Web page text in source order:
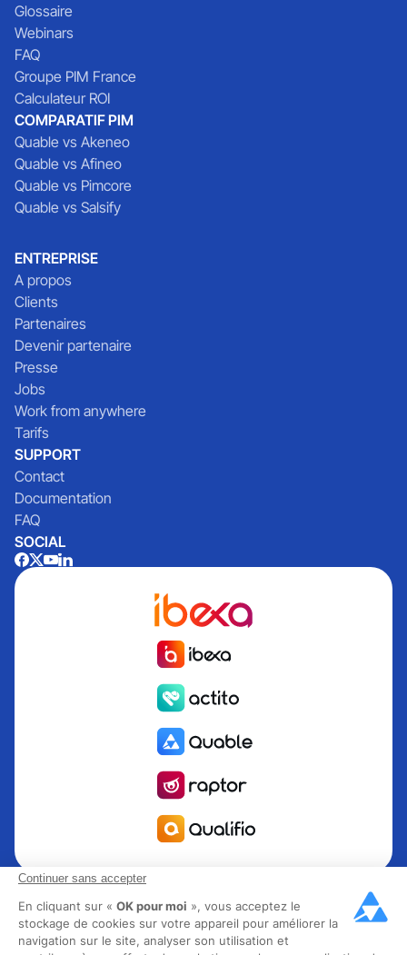
Continuer sans accepter
En cliquant sur « OK pour moi », vous acceptez le
stockage de cookies sur votre appareil pour améliorer la
navigation sur le site, analyser son utilisation et
Glossaire
Webinars
FAQ
Groupe PIM France
Calculateur ROI
COMPARATIF PIM
Quable vs Akeneo
Quable vs Afineo
Quable vs Pimcore
Quable vs Salsify
ENTREPRISE
A propos
Clients
Partenaires
Devenir partenaire
Presse
Jobs
Work from anywhere
Tarifs
SUPPORT
Contact
Documentation
FAQ
SOCIAL
Quable est la solution de gestion de l’information Produit
PIM pour les marques et fabricants en quête de croissance.
Groupe Rocher, Mitsubishi Electric, Escada, Berluti, Delsey,
North Sails, Liberated Brands, MCO Regent et plus de 300